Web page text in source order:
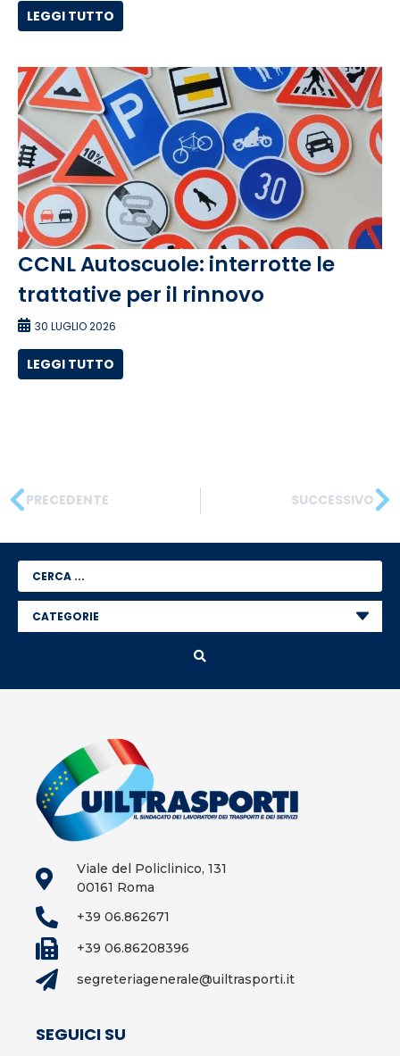
LEGGI TUTTO
CCNL Autoscuole: interrotte le
trattative per il rinnovo
30 LUGLIO 2026
LEGGI TUTTO
PRECEDENTE SUCCESSIVO
Viale del Policlinico, 131
00161 Roma
+39 06.862671
+39 06.86208396
segreteriagenerale@uiltrasporti.it
SEGUICI SU